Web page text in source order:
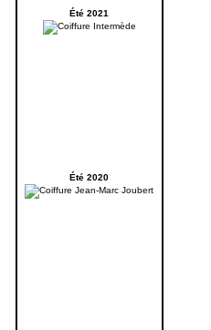
Été 2021
Été 2020